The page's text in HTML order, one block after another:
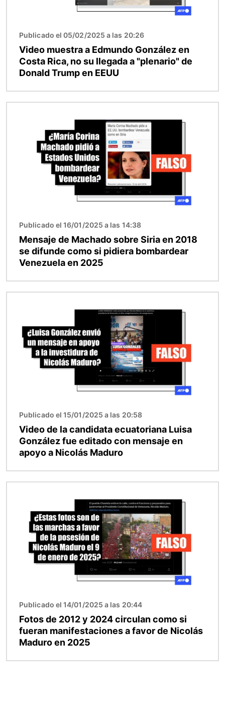
Publicado el 05/02/2025 a las 20:26
Video muestra a Edmundo González en
Costa Rica, no su llegada a "plenario" de
Donald Trump en EEUU
Publicado el 16/01/2025 a las 14:38
Mensaje de Machado sobre Siria en 2018
se difunde como si pidiera bombardear
Venezuela en 2025
Publicado el 15/01/2025 a las 20:58
Video de la candidata ecuatoriana Luisa
González fue editado con mensaje en
apoyo a Nicolás Maduro
Publicado el 14/01/2025 a las 20:44
Fotos de 2012 y 2024 circulan como si
fueran manifestaciones a favor de Nicolás
Maduro en 2025